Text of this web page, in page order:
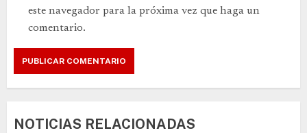
este navegador para la próxima vez que haga un
comentario.
NOTICIAS RELACIONADAS